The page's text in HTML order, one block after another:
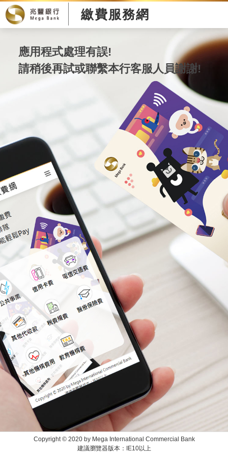
繳費服務網
應用程式處理有誤!
請稍後再試或聯繫本行客服人員謝謝!
Copyright © 2020 by Mega International Commercial Bank
建議瀏覽器版本：IE10以上